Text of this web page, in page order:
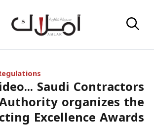
Saudi Contractors
organizes the
Excellence Awards